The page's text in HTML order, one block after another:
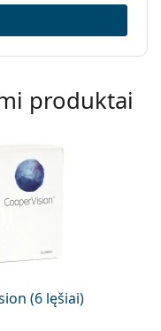
produktai
(6 lęšiai)